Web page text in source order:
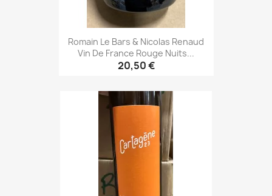
Romain Le Bars & Nicolas Renaud
Vin De France Rouge Nuits...
20,50 €